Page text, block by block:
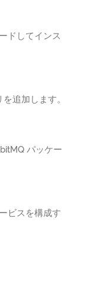
ドしてインス
追加します。
パッケー
ビスを構成す